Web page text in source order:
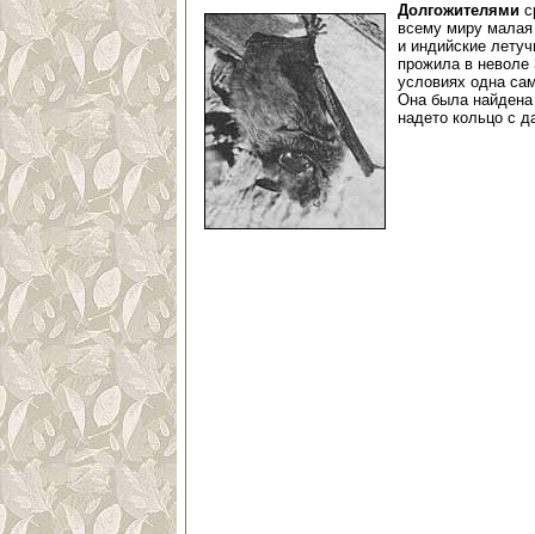
Долгожителями
всему миру малая
и индийские
прожила в неволе
условиях одна
Она была
надето кольцо с